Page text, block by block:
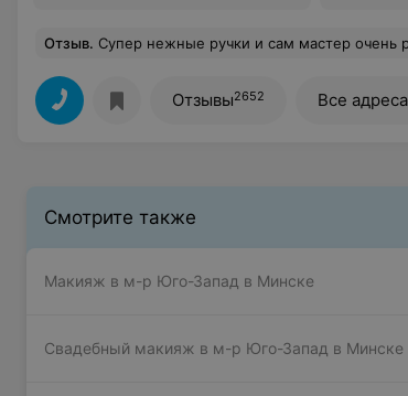
Отзыв. Супер нежные ручки и сам мастер очень располагающий. Мне удалось заснуть во
Отзывы2652 Все адреса
Смотрите также
Макияж в м-р Юго-Запад в Минске
Свадебный макияж в м-р Юго-Запад в Минске